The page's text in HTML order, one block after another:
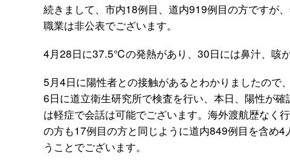
続きまして、市内18例目、道内919例目の方ですが
職業は非公表でございます。
4月28日に37.5℃の発熱があり、30日には鼻汁、咳
5月4日に陽性者との接触があるとわかりましたので
6日に道立衛生研究所で検査を行い、本日、陽性が
は軽症で会話は可能でございます。海外渡航歴なく
の方も17例目の方と同じように道内849例目を含め
うことでございます。